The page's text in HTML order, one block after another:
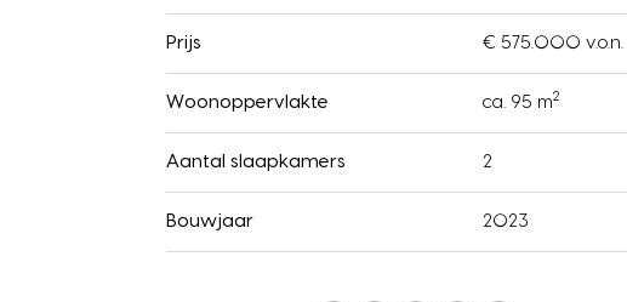
Prijs € 575.000 v.o.n.
Woonoppervlakte ca. 95 m2
Aantal slaapkamers 2
Bouwjaar 2023